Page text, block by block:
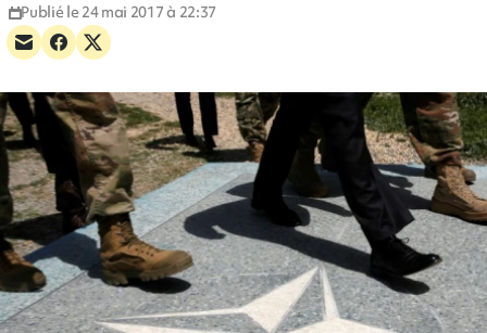
Publié le 24 mai 2017 à 22:37